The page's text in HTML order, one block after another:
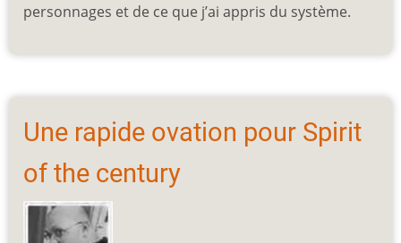
personnages et de ce que j’ai appris du système.
Une rapide ovation pour Spirit
of the century